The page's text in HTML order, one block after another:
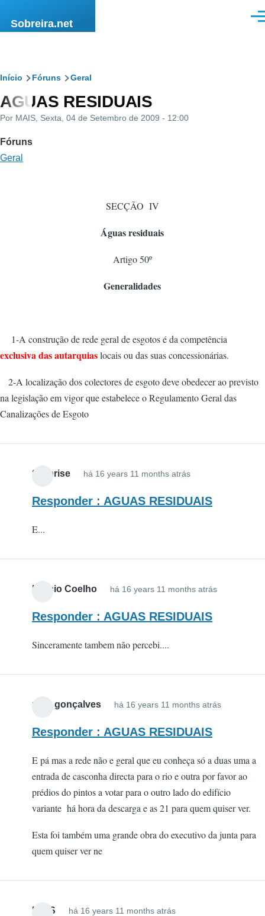
Sobreira.net
Navegação
estrutural
Início Fóruns Geral
AGUAS RESIDUAIS
Por MAIS , Sexta, 04 de Setembro de 2009 - 12:00
Fóruns
Geral
SECÇÃO IV
Águas residuais
Artigo 50º
Generalidades
1-A construção de rede geral de esgotos é da competência
exclusiva das autarquiaslocais ou das suas concessionárias.
2-A localização dos colectores de esgoto deve obedecer ao previsto
na legislação em vigor que estabelece o Regulamento Geral das
Canalizações de Esgoto
Surprise há 16 years 11 months atrás
Responder : AGUAS RESIDUAIS
E...
Márcio Coelho há 16 years 11 months atrás
Responder : AGUAS RESIDUAIS
Sinceramente tambem não percebi....
para gonçalves há 16 years 11 months atrás
Responder : AGUAS RESIDUAIS
E pá mas a rede não e geral que eu conheça só a duas uma a
entrada de casconha directa para o rio e outra por favor ao
prédios do pintos a votar para o outro lado do edifício
variante há hora da descarga e as 21 para quem quiser ver.
Esta foi também uma grande obra do executivo da junta para
quem quiser ver ne
MAIS há 16 years 11 months atrás